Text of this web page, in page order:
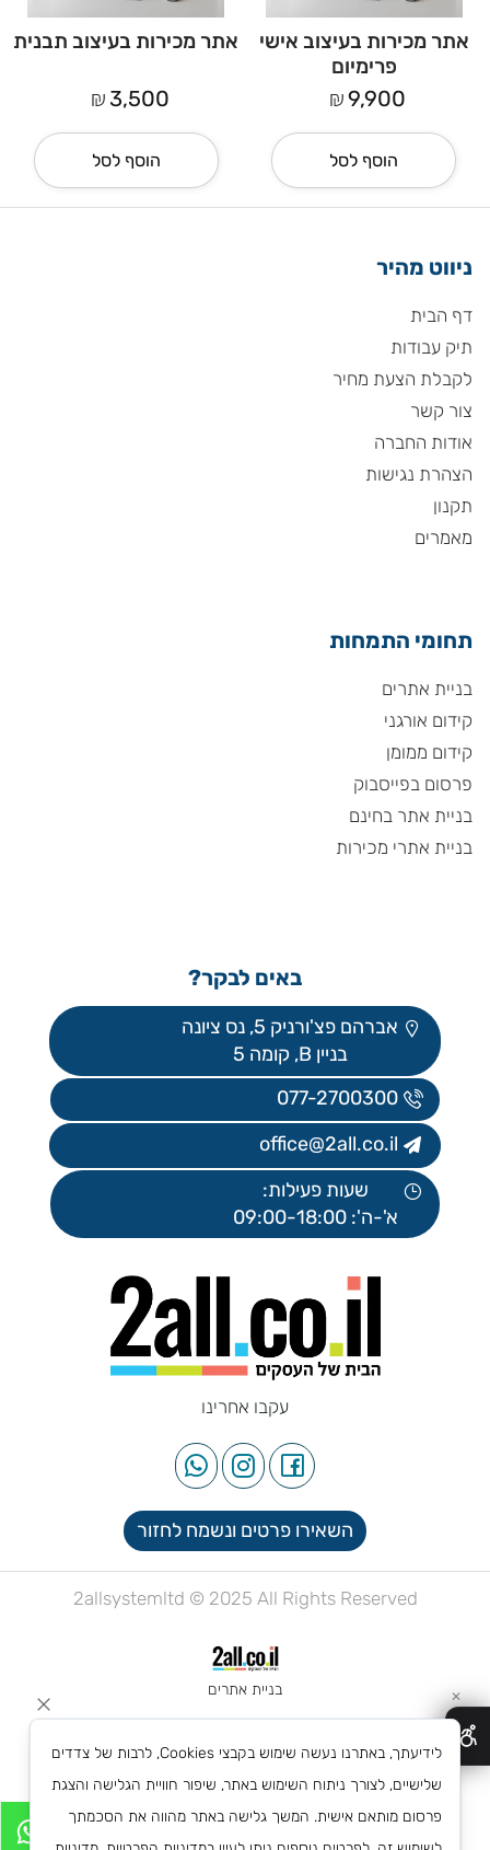
אתר מכירות בעיצוב אישי
פרימיום
₪9,900
הוסף לסל
אתר מכירות בעיצוב תבנית
₪ 3,500
הוסף לסל
ניווט מהיר
דף הבית
תיק עבודות
לקבלת הצעת מחיר
צור קשר
אודות החברה
הצהרת נגישות
תקנון
מאמרים
תחומי התמחות
בניית אתרים
קידום אורגני
קידום ממומן
פרסום בפייסבוק
בניית אתר בחינם
בניית אתרי מכירות
באים לבקר?
אברהם פצ'ורניק 5, נס ציונה
בניין B, קומה 5
077-2700300
office@2all.co.il
שעות פעילות:
א'-ה': 09:00-18:00
עקבו אחרינו
השאירו פרטים ונשמח לחזור
2allsystemltd © 2025 All Rights Reserved
בניית אתרים ✕
לידיעתך, באתרנו נעשה שימוש בקבצי Cookies, לרבות של צדדים
שלישיים, לצורך ניתוח השימוש באתר, שיפור חוויית הגלישה והצגת
פרסום מותאם אישית. המשך גלישה באתר מהווה את הסכמתך